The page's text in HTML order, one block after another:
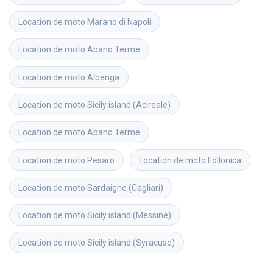
Location de moto Marano di Napoli
Location de moto Abano Terme
Location de moto Albenga
Location de moto Sicily island (Acireale)
Location de moto Abano Terme
Location de moto Pesaro Location de moto Follonica
Location de moto Sardaigne (Cagliari)
Location de moto Sicily island (Messine)
Location de moto Sicily island (Syracuse)